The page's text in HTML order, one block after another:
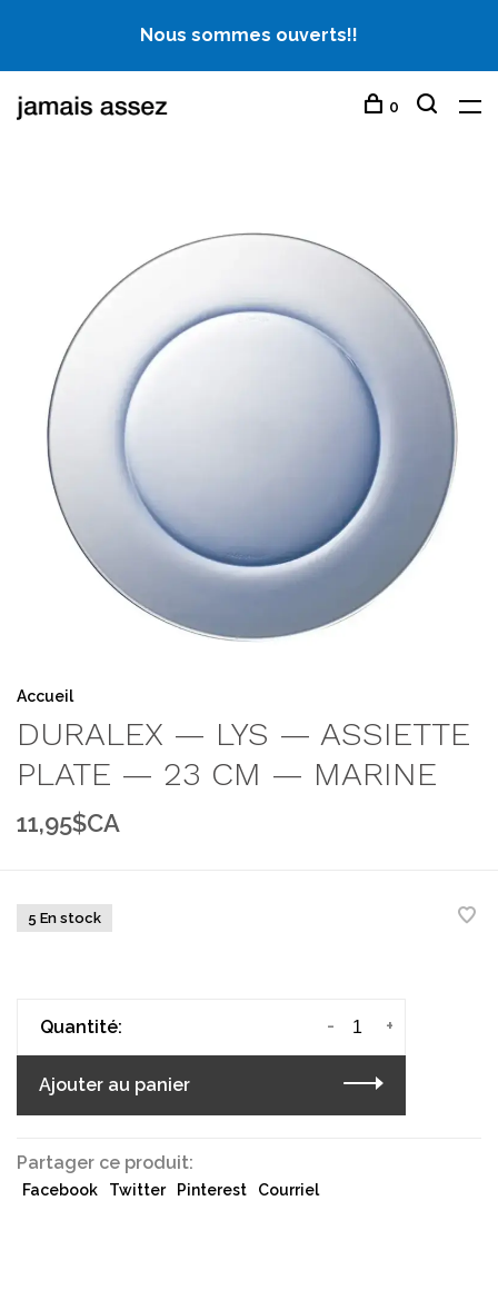
Nous sommes ouverts!!
0
Accueil
DURALEX — LYS — ASSIETTE
PLATE — 23 CM — MARINE
11,95$CA
5 En stock
Quantité: +
-
Ajouter au panier
Partager ce produit:
Facebook Twitter Pinterest Courriel